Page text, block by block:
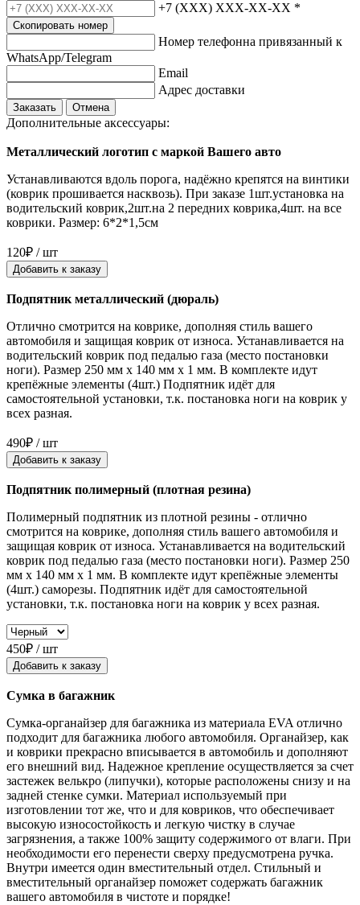
+7 (XXX) XXX-XX-XX *
Скопировать номер
Номер телефонна привязанный к
WhatsApp/Telegram
Email
Адрес доставки
Заказать Отмена
Дополнительные аксессуары:
Металлический логотип с маркой Вашего авто
Устанавливаются вдоль порога, надёжно крепятся на винтики
(коврик прошивается насквозь). При заказе 1шт.установка на
водительский коврик,2шт.на 2 передних коврика,4шт. на все
коврики. Размер: 6*2*1,5см
120₽ / шт
Добавить к заказу
Подпятник металлический (дюраль)
Отлично смотрится на коврике, дополняя стиль вашего
автомобиля и защищая коврик от износа. Устанавливается на
водительский коврик под педалью газа (место постановки
ноги). Размер 250 мм x 140 мм x 1 мм. В комплекте идут
крепёжные элементы (4шт.) Подпятник идёт для
самостоятельной установки, т.к. постановка ноги на коврик у
всех разная.
490₽ / шт
Добавить к заказу
Подпятник полимерный (плотная резина)
Полимерный подпятник из плотной резины - отлично
смотрится на коврике, дополняя стиль вашего автомобиля и
защищая коврик от износа. Устанавливается на водительский
коврик под педалью газа (место постановки ноги). Размер 250
мм x 140 мм x 1 мм. В комплекте идут крепёжные элементы
(4шт.) саморезы. Подпятник идёт для самостоятельной
установки, т.к. постановка ноги на коврик у всех разная.
450₽ / шт
Добавить к заказу
Сумка в багажник
Сумка-органайзер для багажника из материала EVA отлично
подходит для багажника любого автомобиля. Органайзер, как
и коврики прекрасно вписывается в автомобиль и дополняют
его внешний вид. Надежное крепление осуществляется за счет
застежек велькро (липучки), которые расположены снизу и на
задней стенке сумки. Материал используемый при
изготовлении тот же, что и для ковриков, что обеспечивает
высокую износостойкость и легкую чистку в случае
загрязнения, а также 100% защиту содержимого от влаги. При
необходимости его перенести сверху предусмотрена ручка.
Внутри имеется один вместительный отдел. Стильный и
вместительный органайзер поможет содержать багажник
вашего автомобиля в чистоте и порядке!